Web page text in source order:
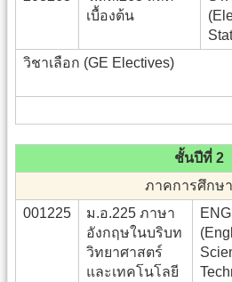
เบื้องต้น
วิชาเลือก (GE Electives)
ชั้นปีที่ 2
ภาคการศึกษ
001225
ม.อ.225 ภาษา
อังกฤษในบริบท
วิทยาศาสตร์
และเทคโนโลยี